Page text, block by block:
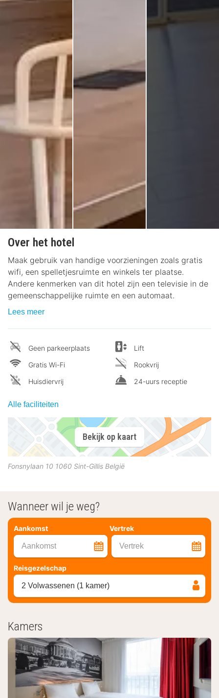
Over het hotel
Maak gebruik van handige voorzieningen zoals gratis
wifi, een spelletjesruimte en winkels ter plaatse.
Andere kenmerken van dit hotel zijn een televisie in de
gemeenschappelijke ruimte en een automaat.
Lees meer
Geen parkeerplaats
Gratis Wi-Fi
Huisdiervrij
Lift
Rookvrij
24-uurs receptie
Alle faciliteiten
Bekijk op kaart
Fonsnylaan 10 1060 Sint-Gillis België
Wanneer wil je weg?
Aankomst Vertrek
Aankomst Vertrek
Reisgezelschap
2 Volwassenen (1 kamer)
Kamers